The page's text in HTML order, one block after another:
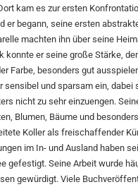
kam es zur ersten
er begann, seine ersten
machten ihn über seine
konnte er seine große Stärke,
Farbe, besonders gut
sensibel und sparsam ein, dabei
nicht zu sehr einzuengen.
Blumen, Bäume und
Koller als freischaffender
im In- und Ausland haben
gefestigt. Seine Arbeit wurde
gewürdigt. Viele